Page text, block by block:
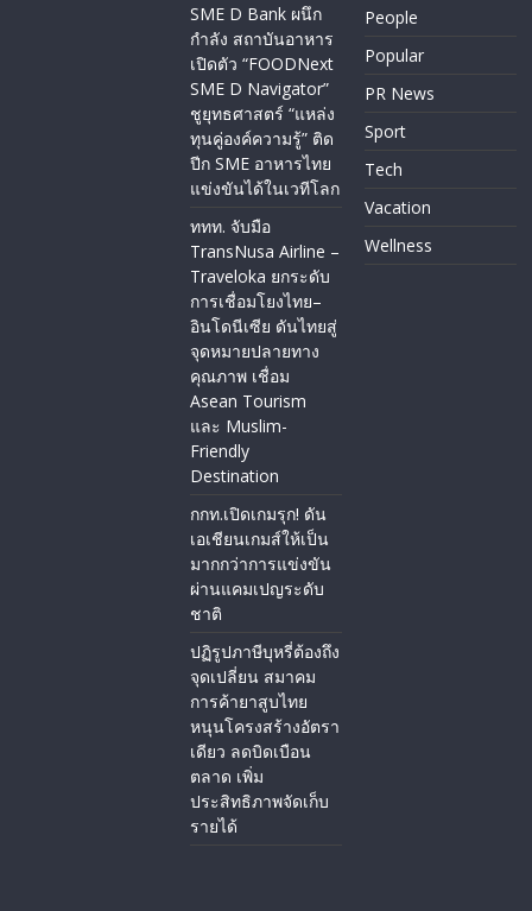
SME D Bank ผนึก
กำลัง สถาบันอาหาร
เปิดตัว “FOODNext
SME D Navigator”
ชูยุทธศาสตร์ “แหล่ง
ทุนคู่องค์ความรู้” ติด
ปีก SME อาหารไทย
แข่งขันได้ในเวทีโลก
ททท. จับมือ
TransNusa Airline –
Traveloka ยกระดับ
การเชื่อมโยงไทย–
อินโดนีเซีย ดันไทยสู่
จุดหมายปลายทาง
คุณภาพ เชื่อม
Asean Tourism
และ Muslim-
Friendly
Destination
กกท.เปิดเกมรุก! ดัน
เอเชียนเกมส์ให้เป็น
มากกว่าการแข่งขัน
ผ่านแคมเปญระดับ
ชาติ
ปฏิรูปภาษีบุหรี่ต้องถึง
จุดเปลี่ยน สมาคม
การค้ายาสูบไทย
หนุนโครงสร้างอัตรา
เดียว ลดบิดเบือน
ตลาด เพิ่ม
ประสิทธิภาพจัดเก็บ
รายได้
People
Popular
PR News
Sport
Tech
Vacation
Wellness